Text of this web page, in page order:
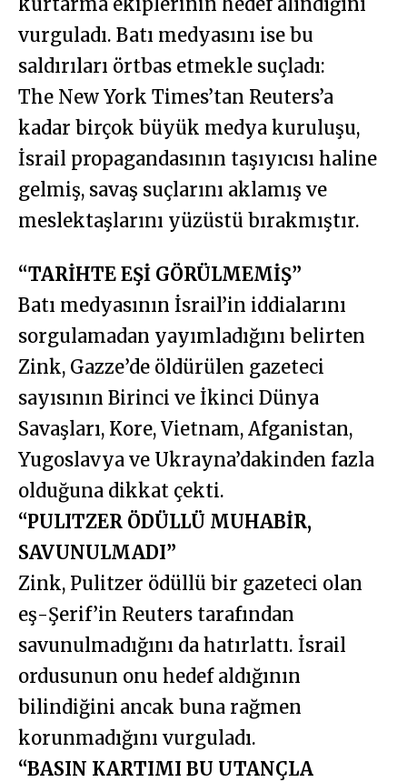
vurguladı. Batı medyasını ise bu
saldırıları örtbas etmekle suçladı:
The New York Times’tan Reuters’a
kadar birçok büyük medya kuruluşu,
İsrail propagandasının taşıyıcısı haline
gelmiş, savaş suçlarını aklamış ve
meslektaşlarını yüzüstü bırakmıştır.
“TARİHTE EŞİ GÖRÜLMEMİŞ”
Batı medyasının İsrail’in iddialarını
sorgulamadan yayımladığını belirten
Zink, Gazze’de öldürülen gazeteci
sayısının Birinci ve İkinci Dünya
Savaşları, Kore, Vietnam, Afganistan,
Yugoslavya ve Ukrayna’dakinden fazla
olduğuna dikkat çekti.
“PULITZER ÖDÜLLÜ MUHABİR,
SAVUNULMADI”
Zink, Pulitzer ödüllü bir gazeteci olan
eş-Şerif’in Reuters tarafından
savunulmadığını da hatırlattı. İsrail
ordusunun onu hedef aldığının
bilindiğini ancak buna rağmen
korunmadığını vurguladı.
“BASIN KARTIMI BU UTANÇLA